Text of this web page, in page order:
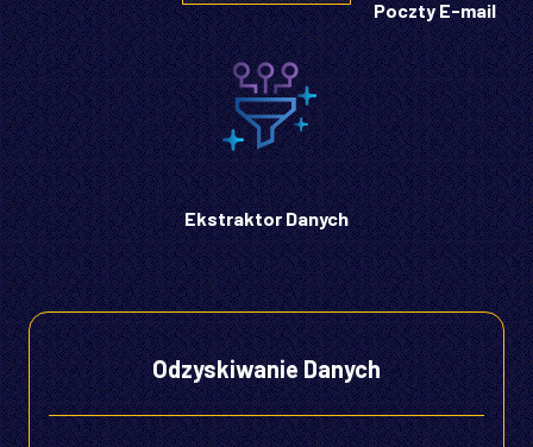
Poczty E-mail
Ekstraktor Danych
Odzyskiwanie Danych